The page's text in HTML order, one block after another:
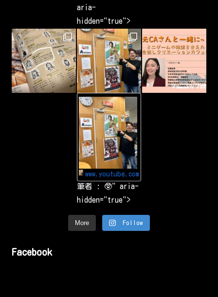
e
b
e
e
c
a
p
u
r
i
n
g
h
a
i
g
a
r
o
u
n
t
e
w
aria-
hidden="true">
に
入
www.youtube.com
筆者 : 🥸" aria-
hidden="true">
More Follow
Facebook